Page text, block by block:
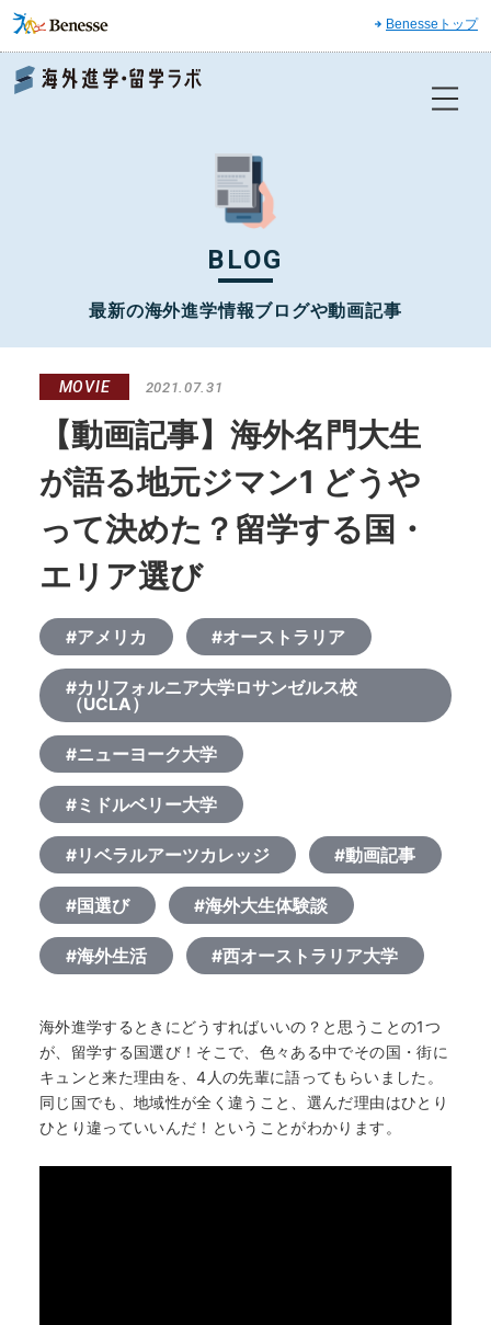
Benesseトップ
BLOG
最新の海外進学情報ブログや動画記事
MOVIE 2021.07.31
【動画記事】海外名門大生
が語る地元ジマン1 どうや
って決めた？留学する国・
エリア選び
#アメリカ #オーストラリア
#カリフォルニア大学ロサンゼルス校
（UCLA）
#ニューヨーク大学
#ミドルベリー大学
#リベラルアーツカレッジ #動画記事
#国選び #海外大生体験談
#海外生活 #西オーストラリア大学
海外進学するときにどうすればいいの？と思うことの1つ
が、留学する国選び！そこで、色々ある中でその国・街に
キュンと来た理由を、4人の先輩に語ってもらいました。
同じ国でも、地域性が全く違うこと、選んだ理由はひとり
ひとり違っていいんだ！ということがわかります。